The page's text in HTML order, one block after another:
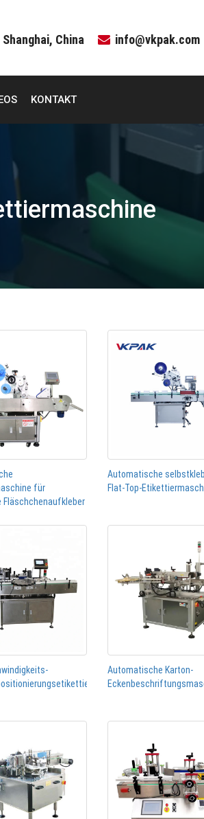
Shanghai, China info@vkpak.com
KONTAKT
für
Fläschchenaufkleber
Automatische
Flat-Top-
Automatische Karton-